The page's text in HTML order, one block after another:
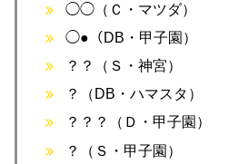
◯◯（Ｃ・マツダ）
◯●（DB・甲子園）
？？（Ｓ・神宮）
？（DB・ハマスタ）
？？？（Ｄ・甲子園）
？（Ｓ・甲子園）